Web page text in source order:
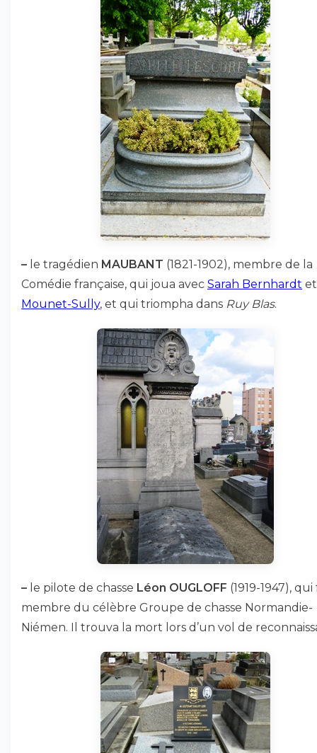
– le tragédien MAUBANT (1821-1902), membre de la
Comédie française, qui joua avec Sarah Bernhardt et
Mounet-Sully, et qui triompha dans Ruy Blas.
– le pilote de chasse Léon OUGLOFF (1919-1947),
membre du célèbre Groupe de chasse Normandie-
Niémen. Il trouva la mort lors d’un vol de